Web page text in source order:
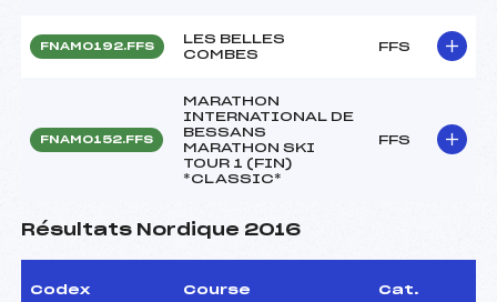
FNAM0192.FFS
LES BELLES
COMBES
FFS
FNAM0152.FFS
MARATHON
INTERNATIONAL DE
BESSANS
MARATHON SKI
TOUR 1 (FIN)
*CLASSIC*
FFS
Résultats Nordique 2016
Codex Course Cat.